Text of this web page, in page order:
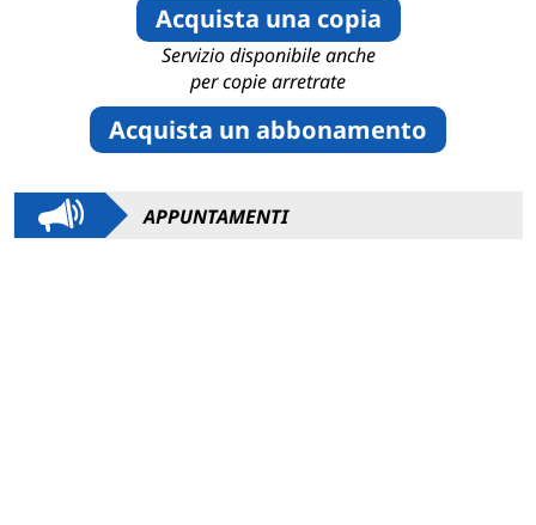
Acquista una copia
Servizio disponibile anche
per copie arretrate
Acquista un abbonamento
APPUNTAMENTI